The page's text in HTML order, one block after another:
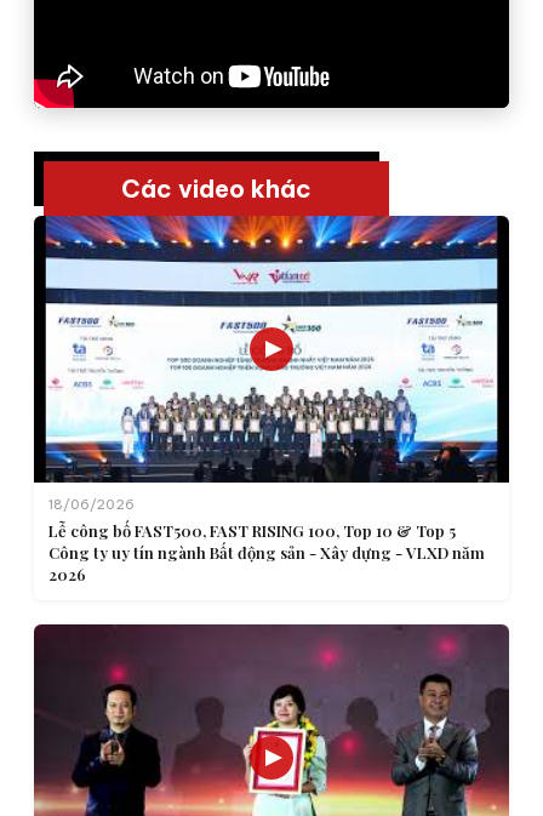
Các video khác
18/06/2026
Lễ công bố FAST500, FAST RISING 100, Top 10 & Top 5
Công ty uy tín ngành Bất động sản - Xây dựng - VLXD năm
2026